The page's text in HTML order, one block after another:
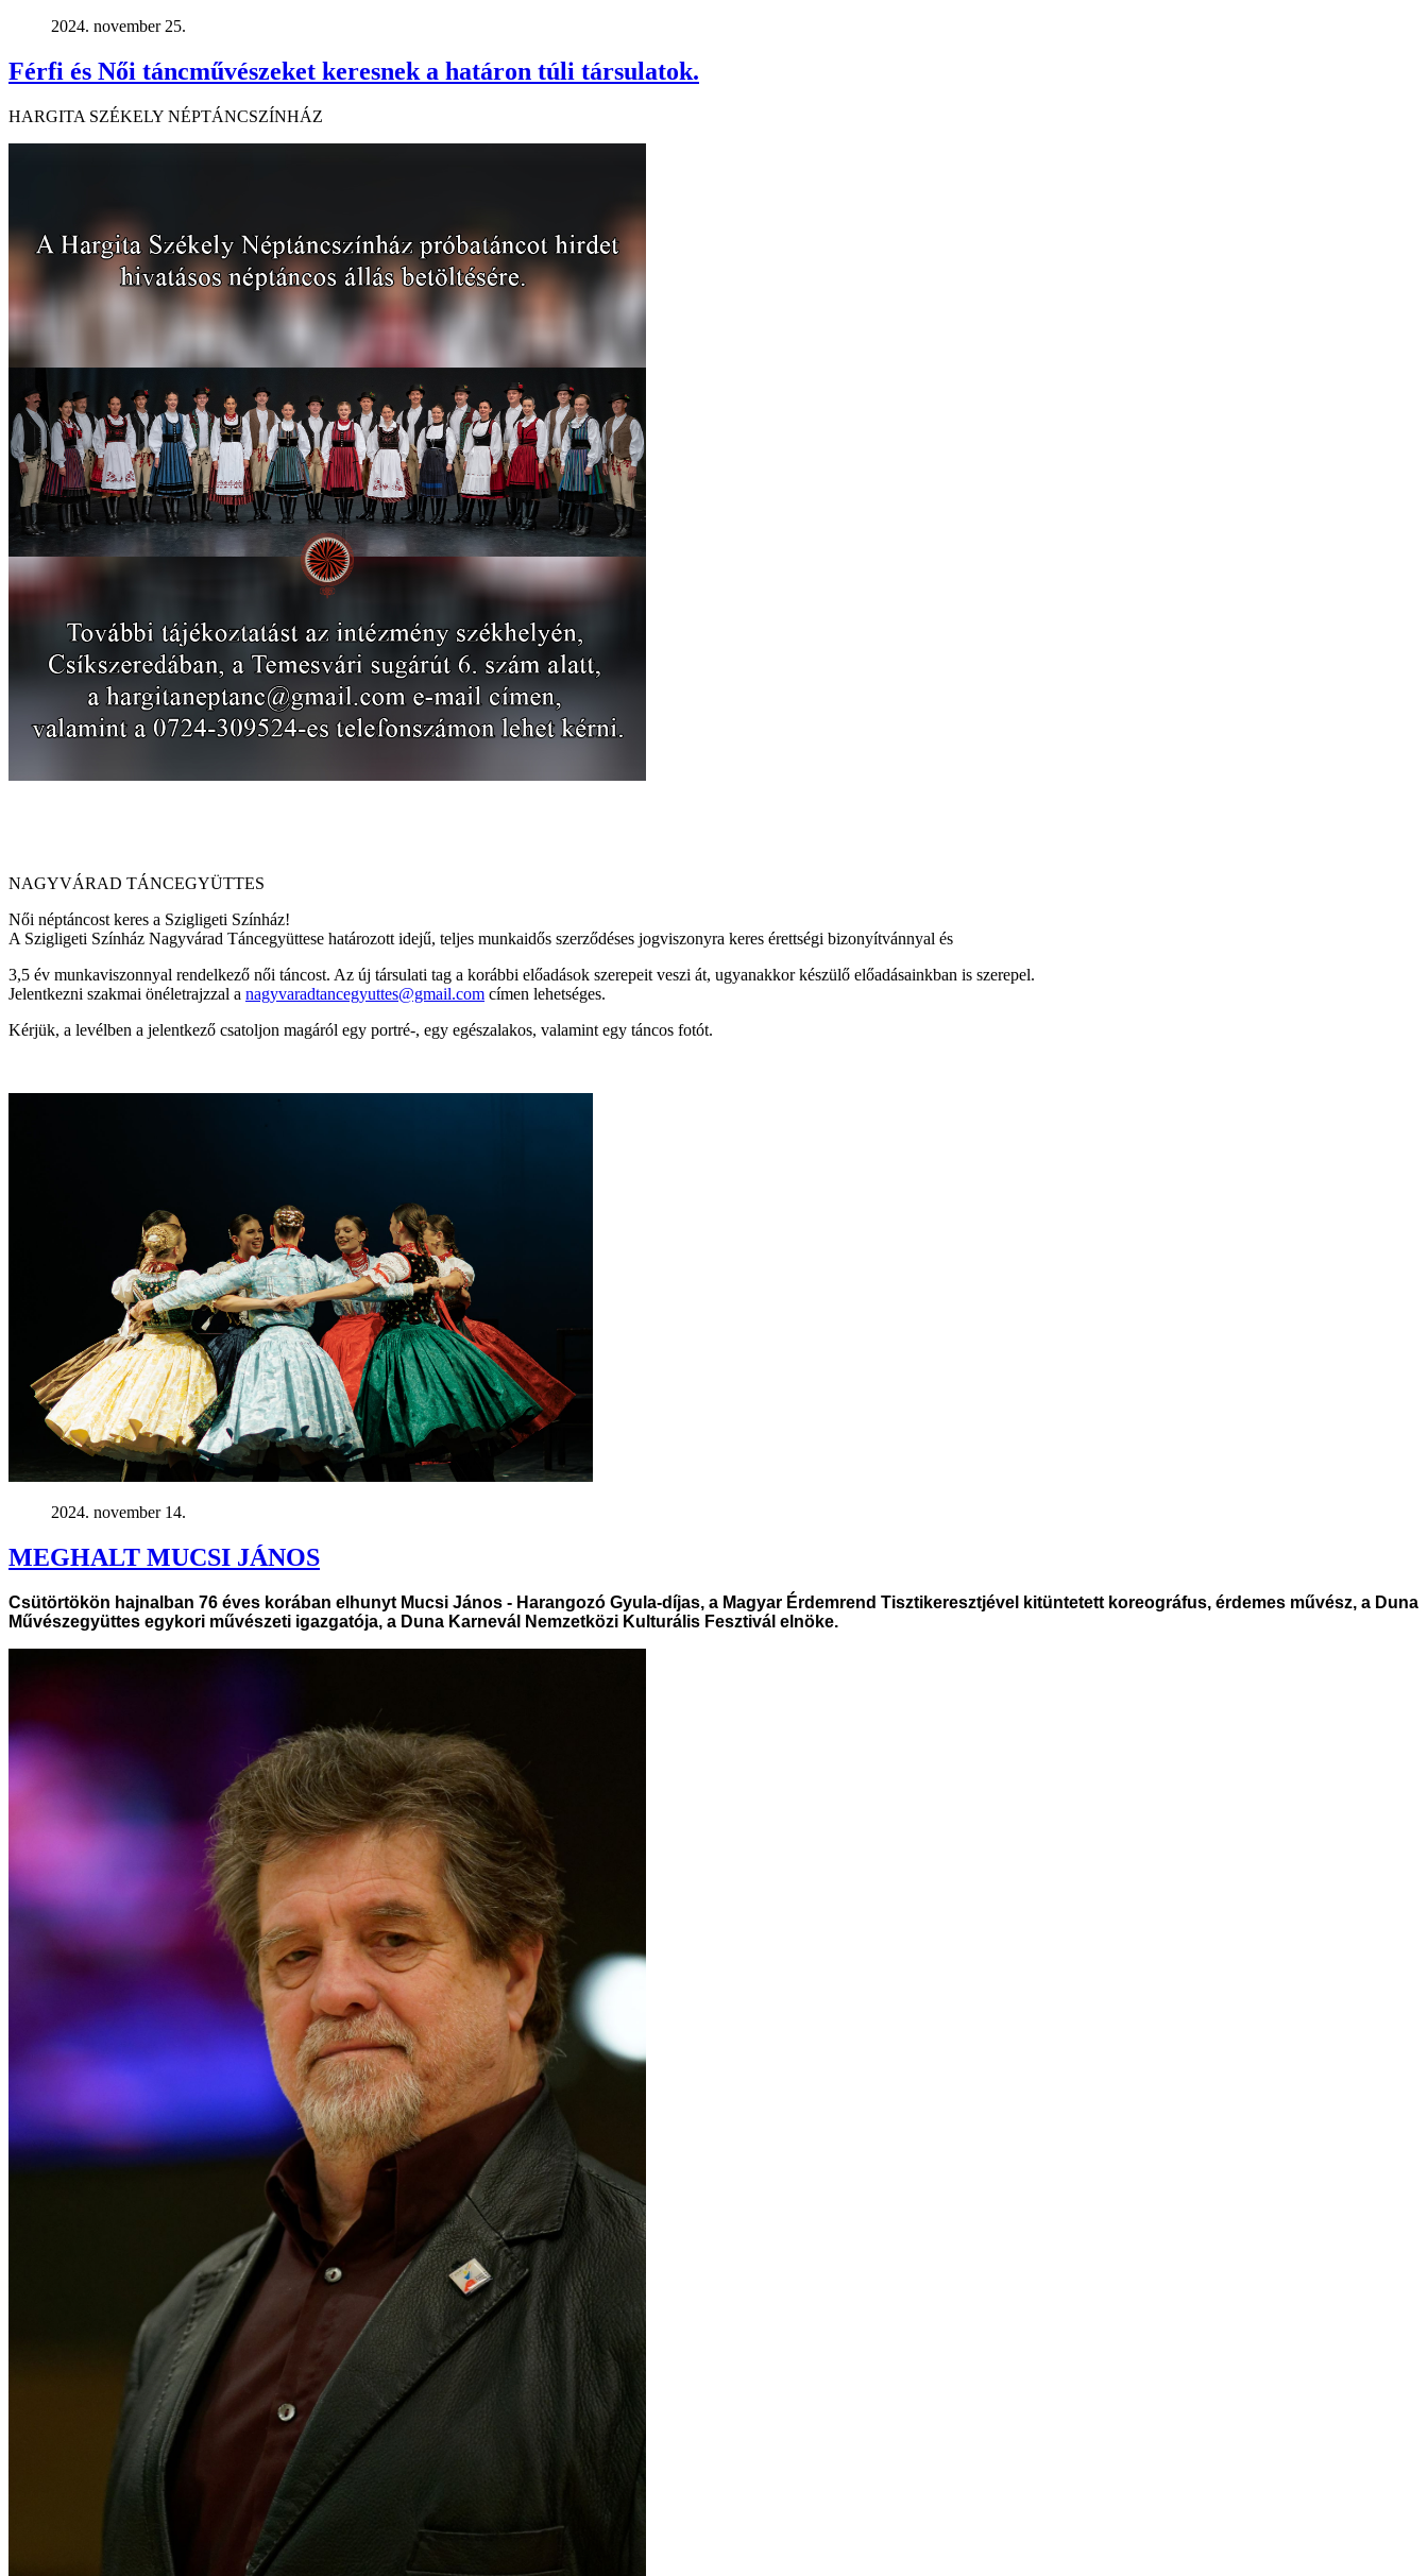
2024. november 25.
Férfi és Női táncművészeket keresnek a határon túli társulatok.
HARGITA SZÉKELY NÉPTÁNCSZÍNHÁZ
NAGYVÁRAD TÁNCEGYÜTTES
Női néptáncost keres a Szigligeti Színház!
A Szigligeti Színház Nagyvárad Táncegyüttese határozott idejű, teljes munkaidős szerződéses jogviszonyra keres érettségi bizonyítvánnyal és
3,5 év munkaviszonnyal rendelkező női táncost. Az új társulati tag a korábbi előadások szerepeit veszi át, ugyanakkor készülő előadásainkban is szerepel.
Jelentkezni szakmai önéletrajzzal a nagyvaradtancegyuttes@gmail.com címen lehetséges.
Kérjük, a levélben a jelentkező csatoljon magáról egy portré-, egy egészalakos, valamint egy táncos fotót.
2024. november 14.
MEGHALT MUCSI JÁNOS
Csütörtökön hajnalban 76 éves korában elhunyt Mucsi János - Harangozó Gyula-díjas, a Magyar Érdemrend Tisztikeresztjével kitüntetett koreográfus, érdemes művész, a Duna
Művészegyüttes egykori művészeti igazgatója, a Duna Karnevál Nemzetközi Kulturális Fesztivál elnöke.